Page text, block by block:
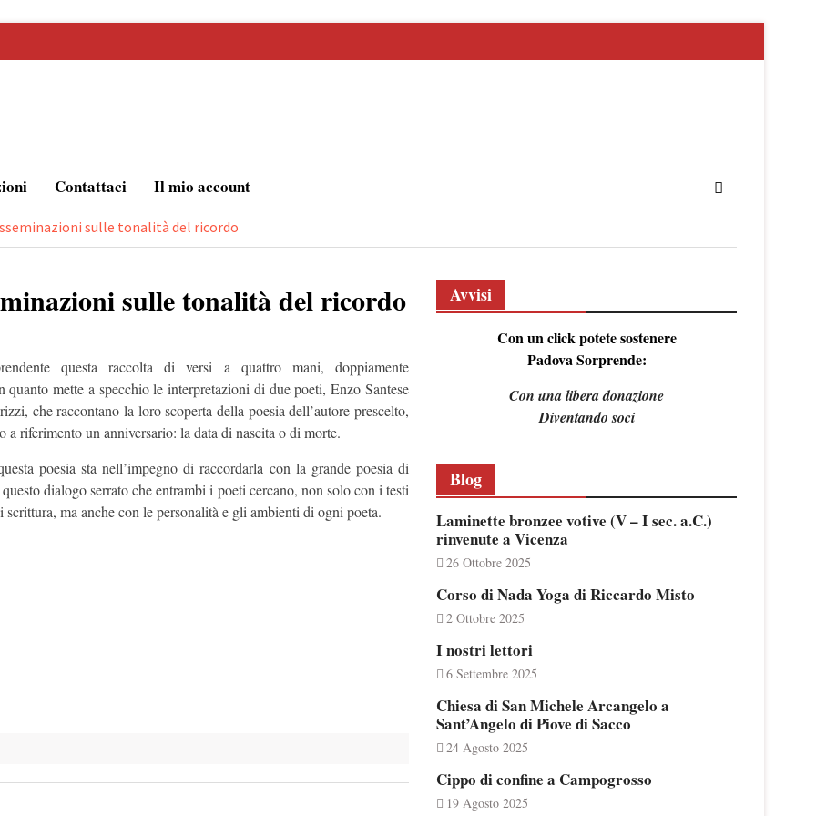
Contattaci Il mio account
sulle tonalità del ricordo
sulle tonalità del ricordo
questa raccolta di versi a quattro mani, doppiamente
quanto mette a specchio le interpretazioni di due poeti, Enzo Santese
che raccontano la loro scoperta della poesia dell’autore prescelto,
a riferimento un anniversario: la data di nascita o di morte.
poesia sta nell’impegno di raccordarla con la grande poesia di
dialogo serrato che entrambi i poeti cercano, non solo con i testi
scrittura, ma anche con le personalità e gli ambienti di ogni poeta.
Avvisi
Con un click potete sostenere
Padova Sorprende:
Con una libera donazione
Diventando soci
Blog
Laminette bronzee votive (V – I sec. a.C.)
rinvenute a Vicenza
26 Ottobre 2025
Corso di Nada Yoga di Riccardo Misto
2 Ottobre 2025
I nostri lettori
6 Settembre 2025
Chiesa di San Michele Arcangelo a
Sant’Angelo di Piove di Sacco
24 Agosto 2025
Cippo di confine a Campogrosso
19 Agosto 2025